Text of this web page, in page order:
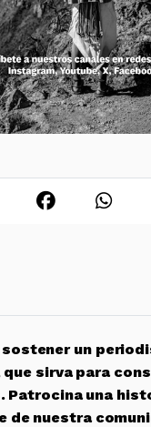
sostener un
sirva para
Patrocina una
de nuestra